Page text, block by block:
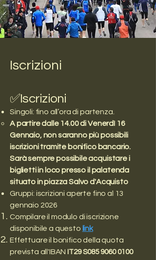
Iscrizioni
✅Iscrizioni
Singoli: fino all’ora di partenza.
A partire dalle 14.00 di Venerdì 16
Gennaio, non saranno più possibili
iscrizioni tramite bonifico bancario.
Sarà sempre possibile acquistare i
biglietti in loco presso il palatenda
situato in piazza Salvo d'Acquisto
Gruppi: iscrizioni aperte fino al 13
gennaio 2026
Compilare il modulo di iscrizione
disponibile a questo link
Effettuare il bonifico della quota
prevista all'IBAN IT29 S085 9060 0100